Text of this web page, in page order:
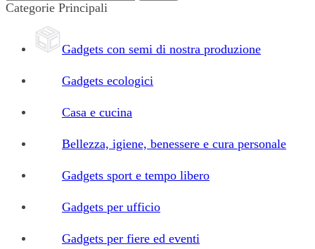
Categorie Principali
Gadgets con semi di nostra produzione
Gadgets ecologici
Casa e cucina
Bellezza, igiene, benessere e cura personale
Gadgets sport e tempo libero
Gadgets per ufficio
Gadgets per fiere ed eventi